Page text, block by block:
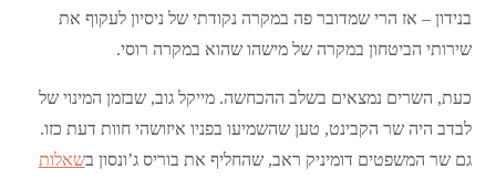
בנידון – אז הרי שמדובר פה במקרה נקודתי של ניסיון לעקוף את
שירותי הביטחון במקרה של מישהו שהוא במקרה רוסי.
כעת, השרים נמצאים בשלב ההכחשה. מייקל גוב, שבזמן המינוי של
לבדב היה שר הקבינט, טען שהשמיעו בפניו איזושהי חוות דעת כזו.
גם שר המשפטים דומיניק ראב, שהחליף את בוריס ג’ונסון בשאלות